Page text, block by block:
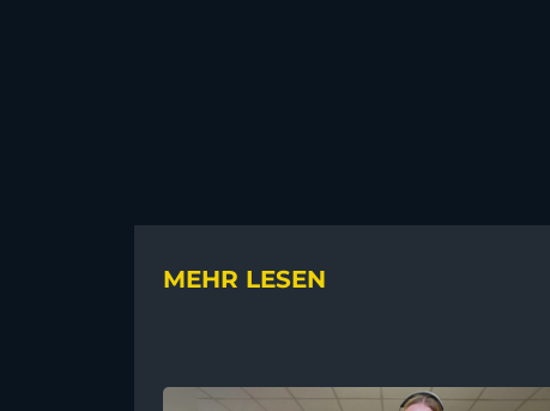
MEHR LESEN